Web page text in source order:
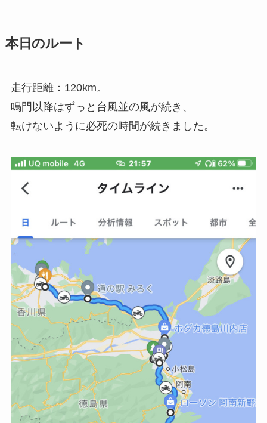
本日のルート
走行距離：120km。
鳴門以降はずっと台風並の風が続き、
転けないように必死の時間が続きました。